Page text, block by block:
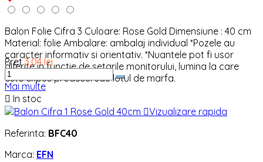
Balon Folie Cifra 3 Culoare: Rose Gold Dimensiune : 40 cm
Material: folie Ambalare: ambalaj individual *Pozele au
caracter informativ si orientativ. *Nuantele pot fi usor
diferite in functie de setarile monitorului, lumina la care
este expus produsul sau lotul de marfa.
Pret 3,04 lei
Mai multe
 In stoc
Vizualizare rapida
Referinta: BFC40
Marca: EFN